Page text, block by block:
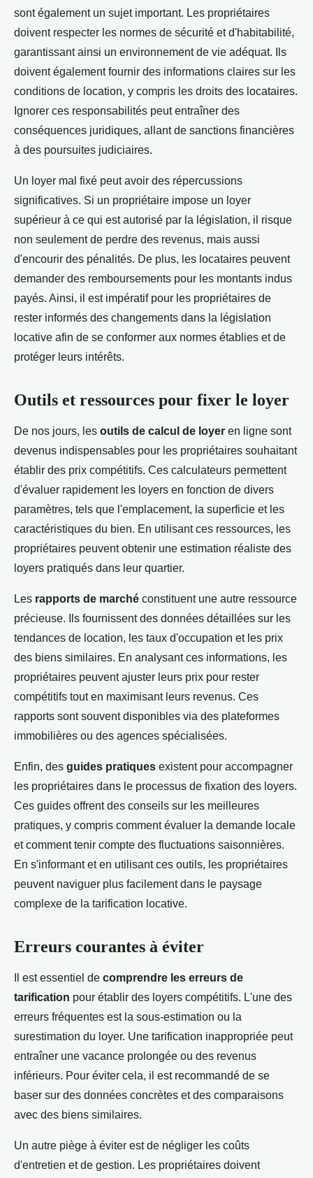
sont également un sujet important. Les propriétaires
doivent respecter les normes de sécurité et d'habitabilité,
garantissant ainsi un environnement de vie adéquat. Ils
doivent également fournir des informations claires sur les
conditions de location, y compris les droits des locataires.
Ignorer ces responsabilités peut entraîner des
conséquences juridiques, allant de sanctions financières
à des poursuites judiciaires.
Un loyer mal fixé peut avoir des répercussions
significatives. Si un propriétaire impose un loyer
supérieur à ce qui est autorisé par la législation, il risque
non seulement de perdre des revenus, mais aussi
d'encourir des pénalités. De plus, les locataires peuvent
demander des remboursements pour les montants indus
payés. Ainsi, il est impératif pour les propriétaires de
rester informés des changements dans la législation
locative afin de se conformer aux normes établies et de
protéger leurs intérêts.
Outils et ressources pour fixer le loyer
De nos jours, les outils de calcul de loyer en ligne sont
devenus indispensables pour les propriétaires souhaitant
établir des prix compétitifs. Ces calculateurs permettent
d'évaluer rapidement les loyers en fonction de divers
paramètres, tels que l'emplacement, la superficie et les
caractéristiques du bien. En utilisant ces ressources, les
propriétaires peuvent obtenir une estimation réaliste des
loyers pratiqués dans leur quartier.
Les rapports de marché constituent une autre ressource
précieuse. Ils fournissent des données détaillées sur les
tendances de location, les taux d'occupation et les prix
des biens similaires. En analysant ces informations, les
propriétaires peuvent ajuster leurs prix pour rester
compétitifs tout en maximisant leurs revenus. Ces
rapports sont souvent disponibles via des plateformes
immobilières ou des agences spécialisées.
Enfin, des guides pratiques existent pour accompagner
les propriétaires dans le processus de fixation des loyers.
Ces guides offrent des conseils sur les meilleures
pratiques, y compris comment évaluer la demande locale
et comment tenir compte des fluctuations saisonnières.
En s'informant et en utilisant ces outils, les propriétaires
peuvent naviguer plus facilement dans le paysage
complexe de la tarification locative.
Erreurs courantes à éviter
Il est essentiel de comprendre les erreurs de
tarification pour établir des loyers compétitifs. L'une des
erreurs fréquentes est la sous-estimation ou la
surestimation du loyer. Une tarification inappropriée peut
entraîner une vacance prolongée ou des revenus
inférieurs. Pour éviter cela, il est recommandé de se
baser sur des données concrètes et des comparaisons
avec des biens similaires.
Un autre piège à éviter est de négliger les coûts
d'entretien et de gestion. Les propriétaires doivent